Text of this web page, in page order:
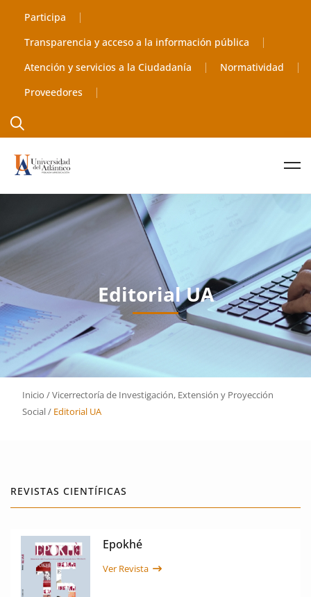
Participa
Transparencia y acceso a la información pública
Atención y servicios a la Ciudadanía
Normatividad
Proveedores
Editorial UA
Inicio /Vicerrectoría de Investigación, Extensión y Proyección
Social/Editorial UA
REVISTAS CIENTÍFICAS
Epokhé
Ver Revista